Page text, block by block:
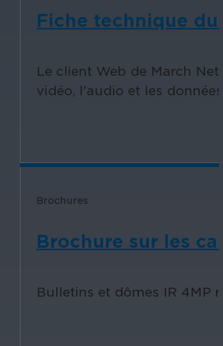
Fiche technique
Le client Web de March
vidéo, l'audio et les
Brochures
Brochure sur les
Bulletins et dômes IR 4MP